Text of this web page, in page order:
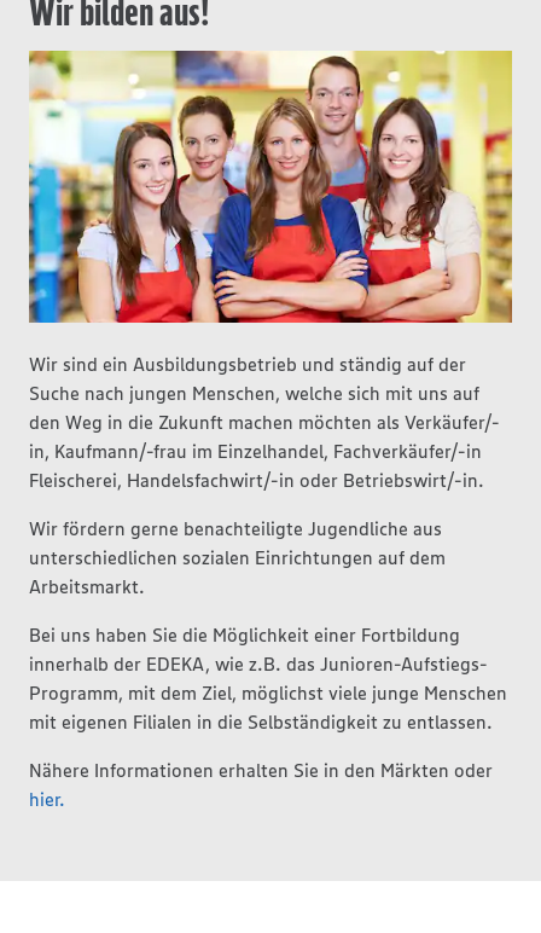
Wir bilden aus!
Wir sind ein Ausbildungsbetrieb und ständig auf der
Suche nach jungen Menschen, welche sich mit uns auf
den Weg in die Zukunft machen möchten als Verkäufer/-
in, Kaufmann/-frau im Einzelhandel, Fachverkäufer/-in
Fleischerei, Handelsfachwirt/-in oder Betriebswirt/-in.
Wir fördern gerne benachteiligte Jugendliche aus
unterschiedlichen sozialen Einrichtungen auf dem
Arbeitsmarkt.
Bei uns haben Sie die Möglichkeit einer Fortbildung
innerhalb der EDEKA, wie z.B. das Junioren-Aufstiegs-
Programm, mit dem Ziel, möglichst viele junge Menschen
mit eigenen Filialen in die Selbständigkeit zu entlassen.
Nähere Informationen erhalten Sie in den Märkten oder
hier.